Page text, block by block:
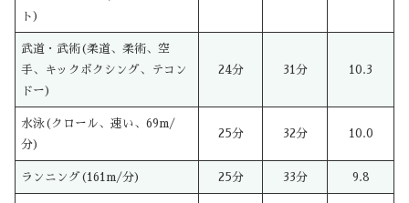
ト)
武道・武術(柔道、柔術、空
手、キックボクシング、テコン
ドー)
24分 31分 10.3
水泳(クロール、速い、69m/
分)
25分 32分 10.0
ランニング(161m/分) 25分 33分 9.8